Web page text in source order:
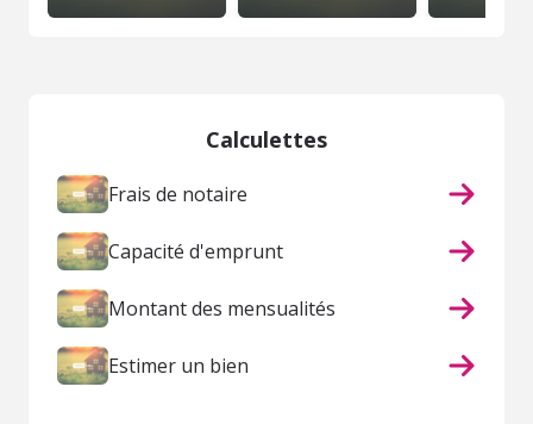
Calculettes
Frais de notaire
Capacité d'emprunt
Montant des mensualités
Estimer un bien